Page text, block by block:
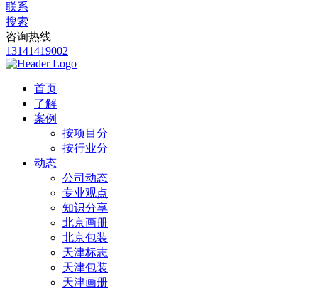
联系
搜索
咨询热线
13141419002
首页
了解
案例
按项目分
按行业分
动态
公司动态
专业观点
知识分享
北京画册
北京包装
天津标志
天津包装
天津画册